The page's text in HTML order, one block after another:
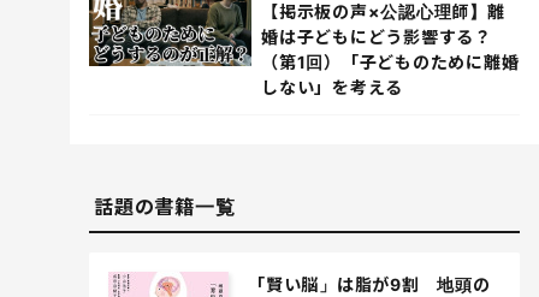
【掲示板の声×公認心理師】離
婚は子どもにどう影響する？
（第1回）「子どものために離婚
しない」を考える
話題の書籍一覧
「賢い脳」は脂が9割 地頭の